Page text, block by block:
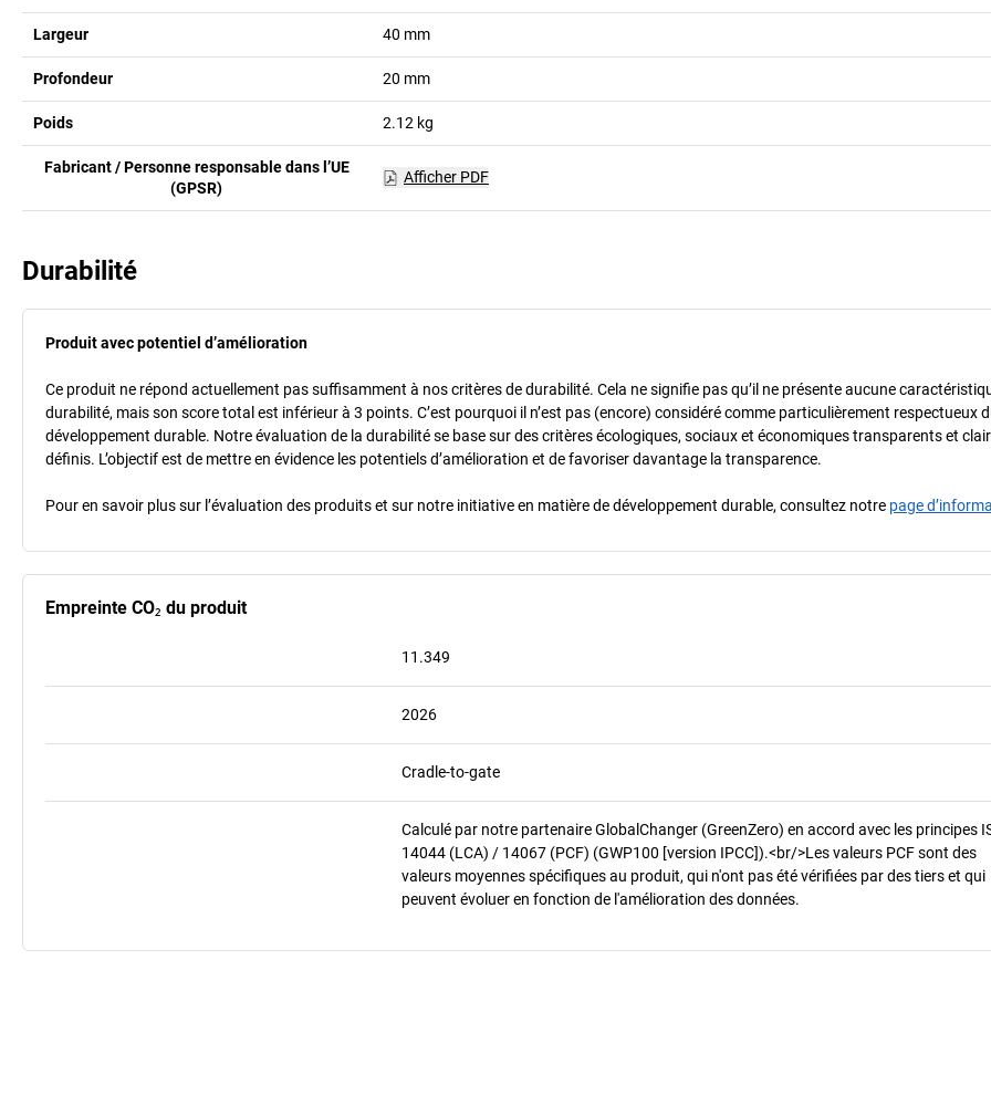
Largeur 40 mm
Profondeur 20 mm
Poids 2.12 kg
Fabricant / Personne responsable dans l’UE
(GPSR)
Afficher PDF
Durabilité
Produit avec potentiel d’amélioration
Ce produit ne répond actuellement pas suffisamment à nos critères de durabilité. Cela ne signifie pas qu’il ne présente aucune
durabilité, mais son score total est inférieur à 3 points. C’est pourquoi il n’est pas (encore) considéré comme particulièrement respectueux
développement durable. Notre évaluation de la durabilité se base sur des critères écologiques, sociaux et économiques transparents et
définis. L’objectif est de mettre en évidence les potentiels d’amélioration et de favoriser davantage la transparence.
Pour en savoir plus sur l’évaluation des produits et sur notre initiative en matière de développement durable, consultez notre page
Empreinte CO₂ du produit
11.349
2026
Cradle-to-gate
Calculé par notre partenaire GlobalChanger (GreenZero) en accord avec les principes
14044 (LCA) / 14067 (PCF) (GWP100 [version IPCC]).<br/>Les valeurs PCF sont des
valeurs moyennes spécifiques au produit, qui n'ont pas été vérifiées par des tiers et qui
peuvent évoluer en fonction de l'amélioration des données.